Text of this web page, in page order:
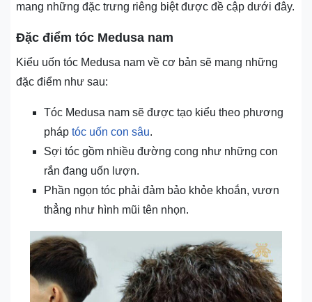
mang những đặc trưng riêng biệt được đề cập dưới đây.
Đặc điểm tóc Medusa nam
Kiểu uốn tóc Medusa nam về cơ bản sẽ mang những
đặc điểm như sau:
Tóc Medusa nam sẽ được tạo kiểu theo phương
pháp tóc uốn con sâu.
Sợi tóc gồm nhiều đường cong như những con
rắn đang uốn lượn.
Phần ngọn tóc phải đảm bảo khỏe khoắn, vươn
thẳng như hình mũi tên nhọn.